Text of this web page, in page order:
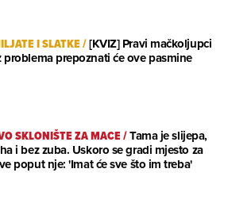
I SLATKE/[KVIZ] Pravi mačkoljupci
problema prepoznati će ove pasmine
SKLONIŠTE ZA MACE/Tama je slijepa,
i bez zuba. Uskoro se gradi mjesto za
poput nje: 'Imat će sve što im treba'